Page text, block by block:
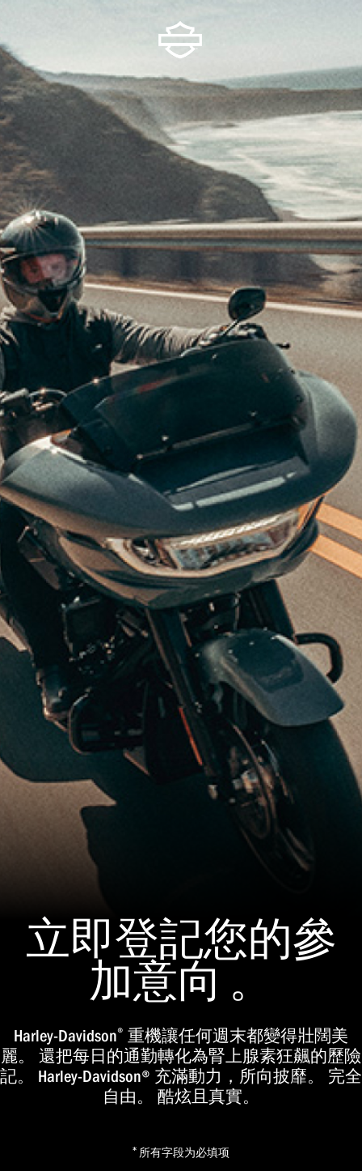
立即登記您的參
加意向 。
Harley-Davidson® 重機讓任何週末都變得壯闊美
麗。 還把每日的通勤轉化為腎上腺素狂飆的歷險
記。 Harley-Davidson® 充滿動力，所向披靡。 完全
自由。 酷炫且真實。
* 所有字段为必填项